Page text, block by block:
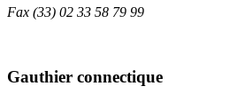
Fax (33) 02 33 58 79 99
Gauthier connectique